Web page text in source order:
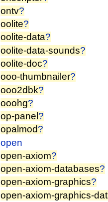
ontv?
oolite?
oolite-data?
oolite-data-sounds?
oolite-doc?
ooo-thumbnailer?
ooo2dbk?
ooohg?
op-panel ?
opalmod?
open
open-axiom?
open-axiom-databases?
open-axiom-graphics?
open-axiom-graphics-